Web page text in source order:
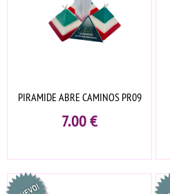
PIRAMIDE ABRE CAMINOS PR09
7.00€